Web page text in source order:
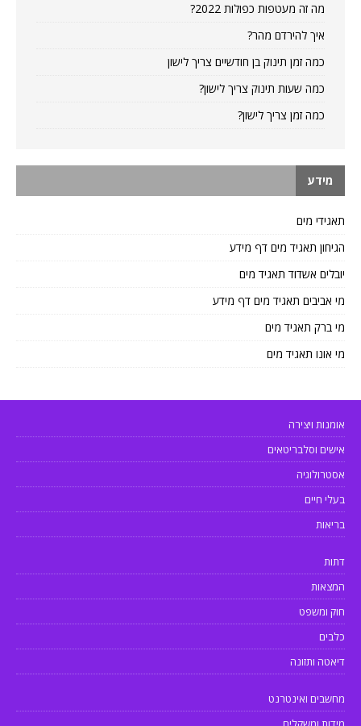
מה זה מעטפות כפולות 2022?
איך להירדם מהר?
כמה זמן תינוק בן חודשיים צריך לישון
כמה שעות תינוק צריך לישון?
כמה זמן צריך לישון?
מידע
תאגידי מים
הגיחון תאגיד מים דף מידע
יובלים אשדוד תאגיד מים
מי אביבים תאגיד מים דף מידע
מי ברק תאגיד מים
מי אונו תאגיד מים
אומנות ויצירה
אישים וסלבריטאים
אסטרולוגיה
בעלי חיים
בריאות
דתות
המצאות
חוק ומשפט
כלבים
דיאטה ותזונה
מחשבים ואינטרנט